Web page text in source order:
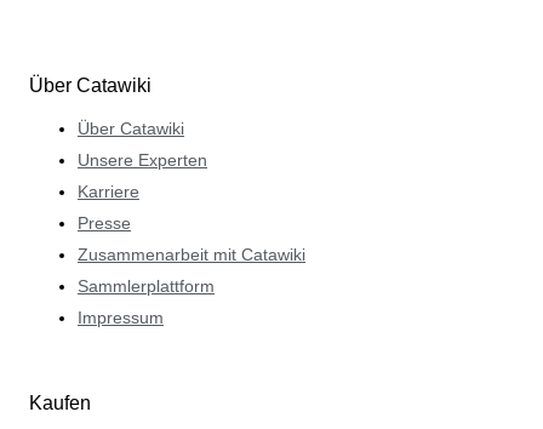
Über Catawiki
Über Catawiki
Unsere Experten
Karriere
Presse
Zusammenarbeit mit Catawiki
Sammlerplattform
Impressum
Kaufen